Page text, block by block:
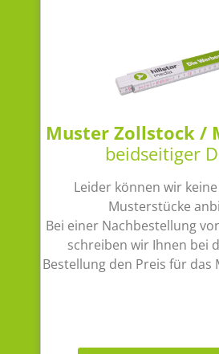
Muster Zollstock /
beidseitiger
Leider können wir
Musterstücke
Bei einer Nachbestellung
schreiben wir Ihnen bei
Bestellung den Preis für das